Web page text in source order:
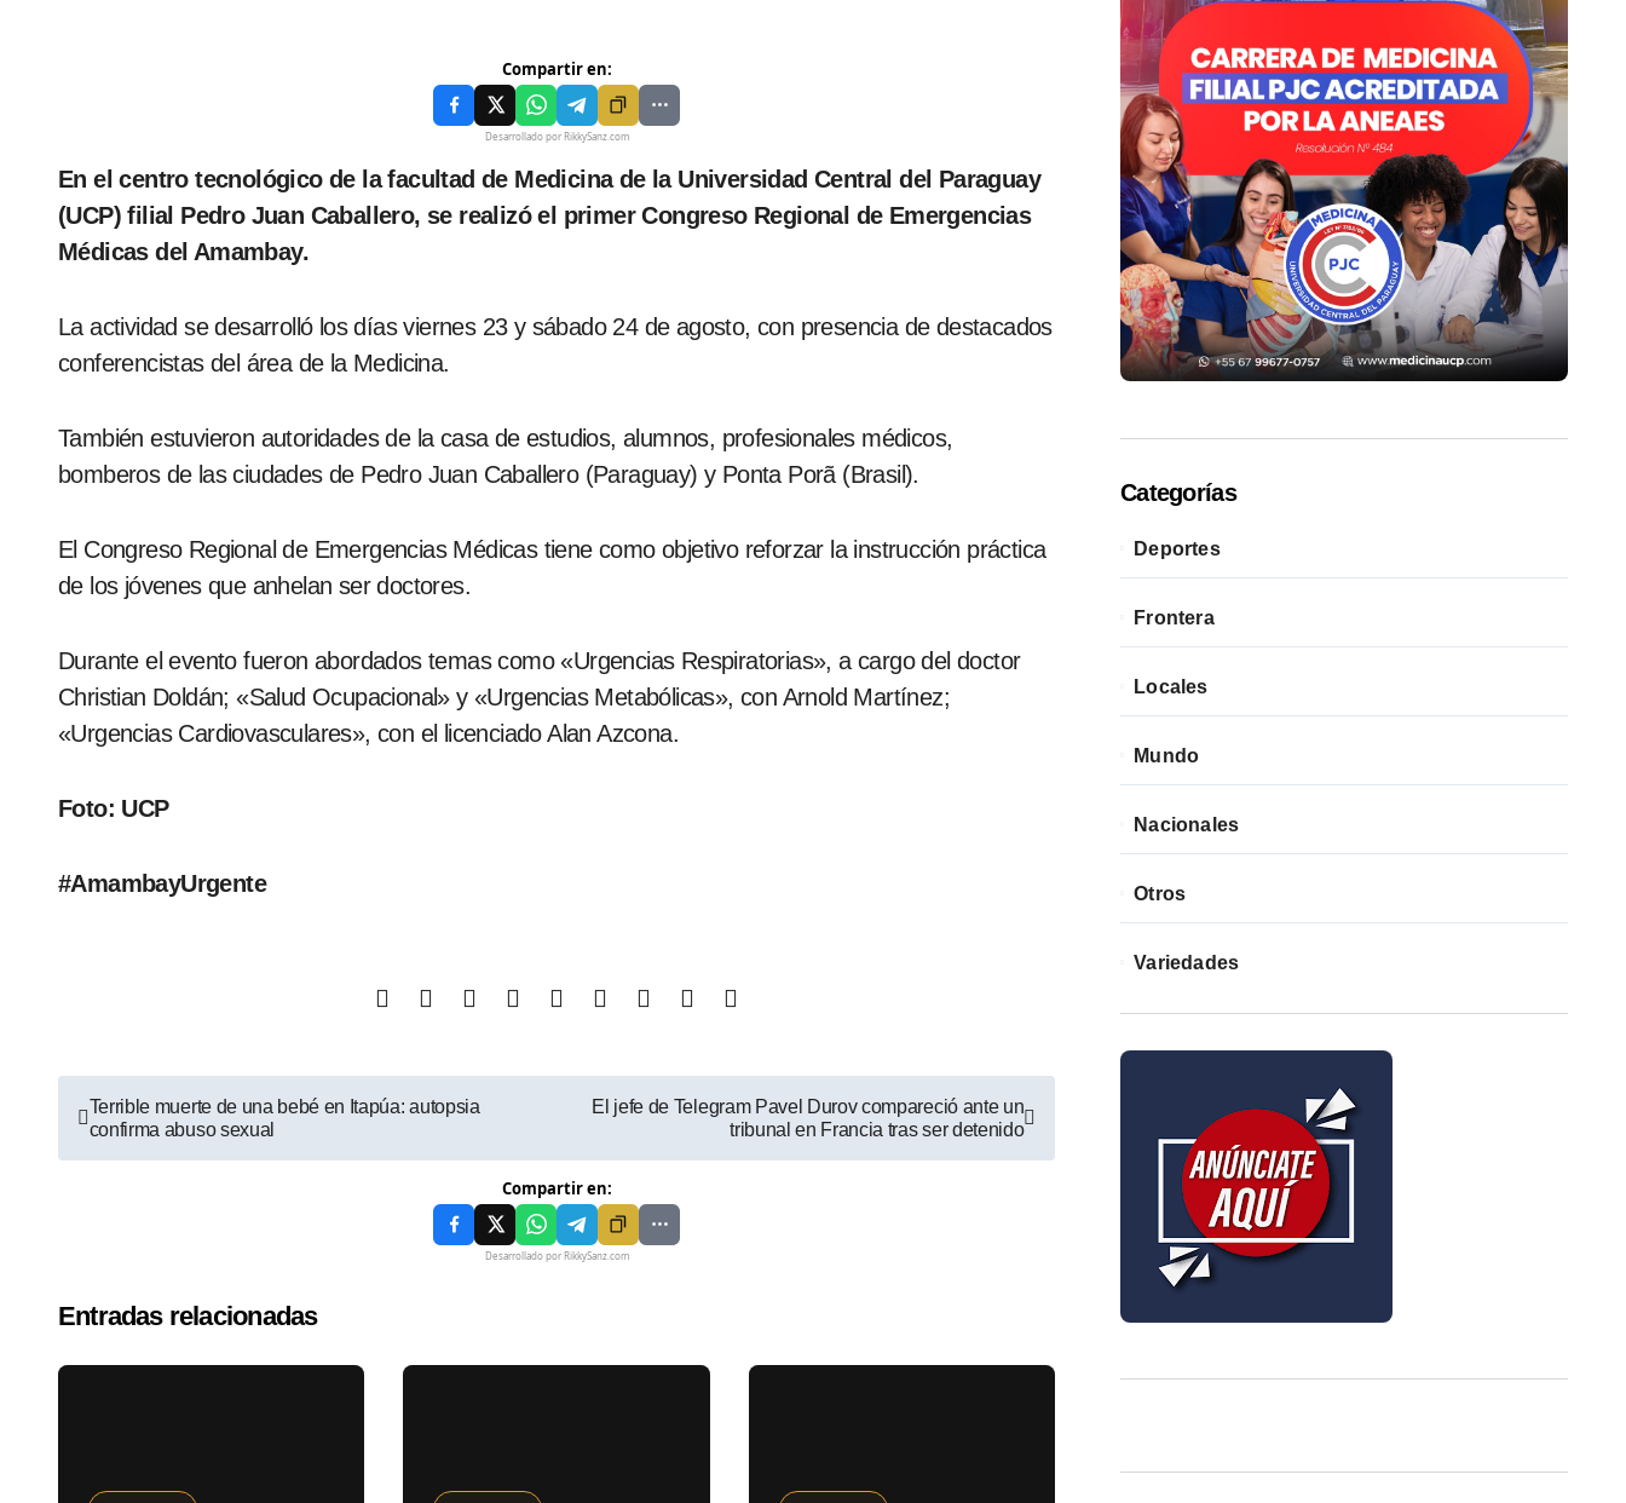
Compartir en:
Desarrollado por RikkySanz.com
En el centro tecnológico de la facultad de Medicina de la Universidad Central del Paraguay
(UCP) filial Pedro Juan Caballero, se realizó el primer Congreso Regional de Emergencias
Médicas del Amambay.
La actividad se desarrolló los días viernes 23 y sábado 24 de agosto, con presencia de destacados
conferencistas del área de la Medicina.
También estuvieron autoridades de la casa de estudios, alumnos, profesionales médicos,
bomberos de las ciudades de Pedro Juan Caballero (Paraguay) y Ponta Porã (Brasil).
El Congreso Regional de Emergencias Médicas tiene como objetivo reforzar la instrucción práctica
de los jóvenes que anhelan ser doctores.
Durante el evento fueron abordados temas como «Urgencias Respiratorias», a cargo del doctor
Christian Doldán; «Salud Ocupacional» y «Urgencias Metabólicas», con Arnold Martínez;
«Urgencias Cardiovasculares», con el licenciado Alan Azcona.
Foto: UCP
#AmambayUrgente
Terrible muerte de una bebé en Itapúa: autopsia
confirma abuso sexual
El jefe de Telegram Pavel Durov compareció ante un
tribunal en Francia tras ser detenido
Compartir en:
Desarrollado por RikkySanz.com
Entradas relacionadas
Categorías
Deportes
Frontera
Locales
Mundo
Nacionales
Otros
Variedades